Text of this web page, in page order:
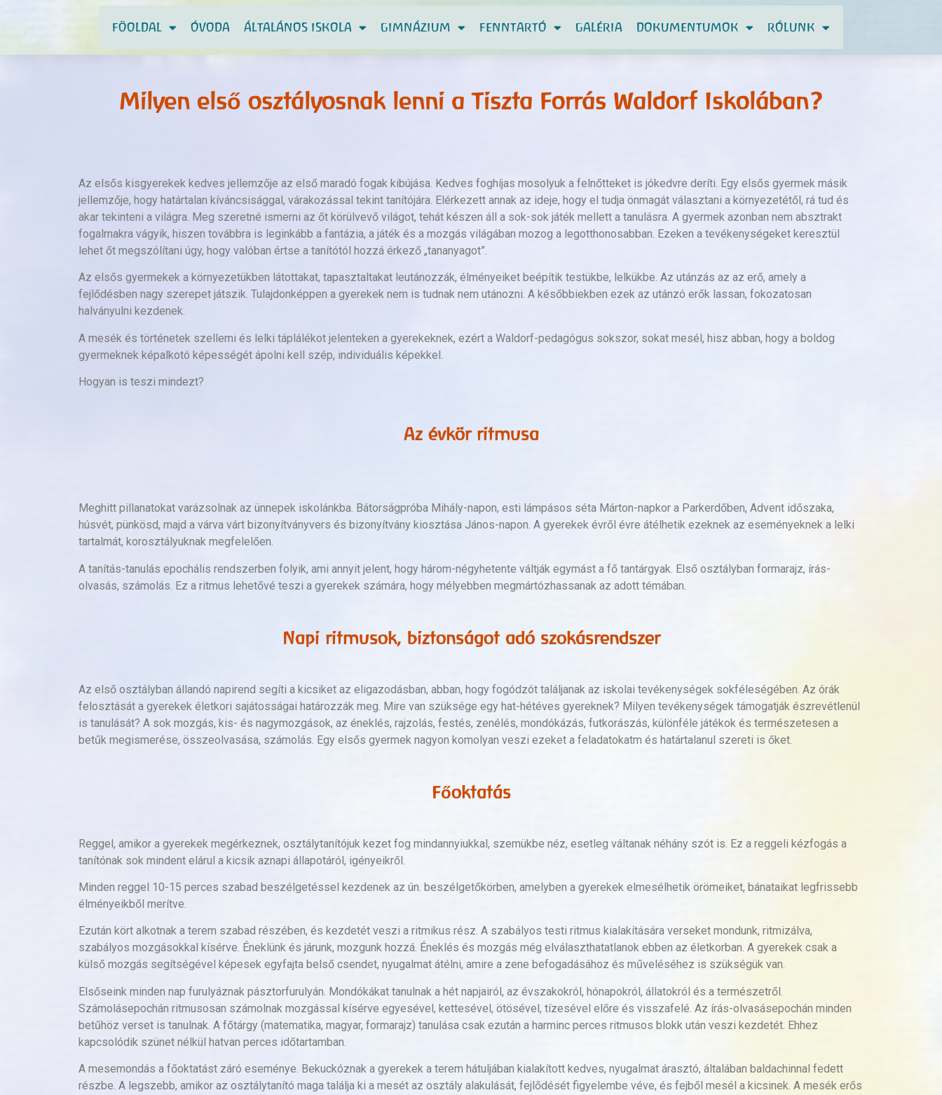
FÖOLDAL ÓVODA ÁLTALÁNOS ISKOLA GIMNÁZIUM FENNTARTÓ GALÉRIA DOKUMENTUMOK RÓLUNK
Milyen első osztályosnak lenni a Tiszta Forrás Waldorf Iskolában?
Az elsős kisgyerekek kedves jellemzője az első maradó fogak kibújása. Kedves foghíjas mosolyuk a felnőtteket is jókedvre deríti. Egy elsős gyermek másik
jellemzője, hogy határtalan kíváncsisággal, várakozással tekint tanítójára. Elérkezett annak az ideje, hogy el tudja önmagát választani a környezetétől, rá tud és
akar tekinteni a világra. Meg szeretné ismerni az őt körülvevő világot, tehát készen áll a sok-sok játék mellett a tanulásra. A gyermek azonban nem absztrakt
fogalmakra vágyik, hiszen továbbra is leginkább a fantázia, a játék és a mozgás világában mozog a legotthonosabban. Ezeken a tevékenységeket keresztül
lehet őt megszólítani úgy, hogy valóban értse a tanítótól hozzá érkező „tananyagot”.
Az elsős gyermekek a környezetükben látottakat, tapasztaltakat leutánozzák, élményeiket beépítik testükbe, lelkükbe. Az utánzás az az erő, amely a
fejlődésben nagy szerepet játszik. Tulajdonképpen a gyerekek nem is tudnak nem utánozni. A későbbiekben ezek az utánzó erők lassan, fokozatosan
halványulni kezdenek.
A mesék és történetek szellemi és lelki táplálékot jelenteken a gyerekeknek, ezért a Waldorf-pedagógus sokszor, sokat mesél, hisz abban, hogy a boldog
gyermeknek képalkotó képességét ápolni kell szép, individuális képekkel.
Hogyan is teszi mindezt?
Az évkör ritmusa
Meghitt pillanatokat varázsolnak az ünnepek iskolánkba. Bátorságpróba Mihály-napon, esti lámpásos séta Márton-napkor a Parkerdőben, Advent időszaka,
húsvét, pünkösd, majd a várva várt bizonyítványvers és bizonyítvány kiosztása János-napon. A gyerekek évről évre átélhetik ezeknek az eseményeknek a lelki
tartalmát, korosztályuknak megfelelően.
A tanítás-tanulás epochális rendszerben folyik, ami annyit jelent, hogy három-négyhetente váltják egymást a fő tantárgyak. Első osztályban formarajz, írás-
olvasás, számolás. Ez a ritmus lehetővé teszi a gyerekek számára, hogy mélyebben megmártózhassanak az adott témában.
Napi ritmusok, biztonságot adó szokásrendszer
Az első osztályban állandó napirend segíti a kicsiket az eligazodásban, abban, hogy fogódzót találjanak az iskolai tevékenységek sokféleségében. Az órák
felosztását a gyerekek életkori sajátosságai határozzák meg. Mire van szüksége egy hat-hétéves gyereknek? Milyen tevékenységek támogatják észrevétlenül
is tanulását? A sok mozgás, kis- és nagymozgások, az éneklés, rajzolás, festés, zenélés, mondókázás, futkorászás, különféle játékok és természetesen a
betűk megismerése, összeolvasása, számolás. Egy elsős gyermek nagyon komolyan veszi ezeket a feladatokatm és határtalanul szereti is őket.
Főoktatás
Reggel, amikor a gyerekek megérkeznek, osztálytanítójuk kezet fog mindannyiukkal, szemükbe néz, esetleg váltanak néhány szót is. Ez a reggeli kézfogás a
tanítónak sok mindent elárul a kicsik aznapi állapotáról, igényeikről.
Minden reggel 10-15 perces szabad beszélgetéssel kezdenek az ún. beszélgetőkörben, amelyben a gyerekek elmesélhetik örömeiket, bánataikat legfrissebb
élményeikből merítve.
Ezután kört alkotnak a terem szabad részében, és kezdetét veszi a ritmikus rész. A szabályos testi ritmus kialakítására verseket mondunk, ritmizálva,
szabályos mozgásokkal kísérve. Éneklünk és járunk, mozgunk hozzá. Éneklés és mozgás még elválaszthatatlanok ebben az életkorban. A gyerekek csak a
külső mozgás segítségével képesek egyfajta belső csendet, nyugalmat átélni, amire a zene befogadásához és műveléséhez is szükségük van.
Elsőseink minden nap furulyáznak pásztorfurulyán. Mondókákat tanulnak a hét napjairól, az évszakokról, hónapokról, állatokról és a természetről.
Számolásepochán ritmusosan számolnak mozgással kísérve egyesével, kettesével, ötösével, tízesével előre és visszafelé. Az írás-olvasásepochán minden
betűhöz verset is tanulnak. A főtárgy (matematika, magyar, formarajz) tanulása csak ezután a harminc perces ritmusos blokk után veszi kezdetét. Ehhez
kapcsolódik szünet nélkül hatvan perces időtartamban.
A mesemondás a főoktatást záró eseménye. Bekuckóznak a gyerekek a terem hátuljában kialakított kedves, nyugalmat árasztó, általában baldachinnal fedett
részbe. A legszebb, amikor az osztálytanító maga találja ki a mesét az osztály alakulását, fejlődését figyelembe véve, és fejből mesél a kicsinek. A mesék erős